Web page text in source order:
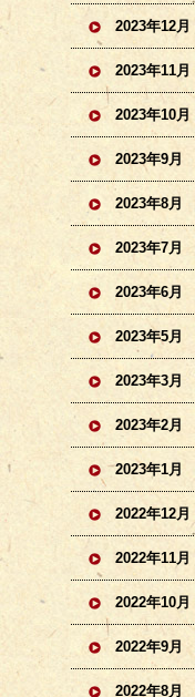
2023年12月
2023年11月
2023年10月
2023年9月
2023年8月
2023年7月
2023年6月
2023年5月
2023年3月
2023年2月
2023年1月
2022年12月
2022年11月
2022年10月
2022年9月
2022年8月